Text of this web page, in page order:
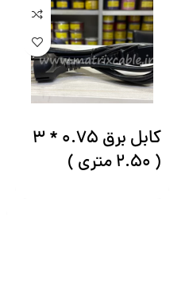
کابل برق 0.75 * 3
( 2.50 متری )